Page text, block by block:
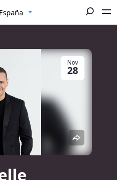
Nov
28